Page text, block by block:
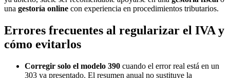
una gestoría online con experiencia en procedimientos tributarios.
Errores frecuentes al regularizar el IVA y
cómo evitarlos
Corregir solo el modelo 390 cuando el error real está en un
303 ya presentado. El resumen anual no sustituye la